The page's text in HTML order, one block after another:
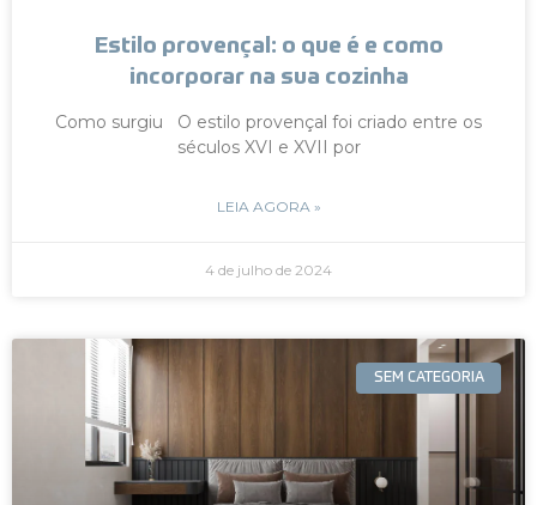
Estilo provençal: o que é e como
incorporar na sua cozinha
Como surgiu O estilo provençal foi criado entre os
séculos XVI e XVII por
LEIA AGORA »
4 de julho de 2024
SEM CATEGORIA